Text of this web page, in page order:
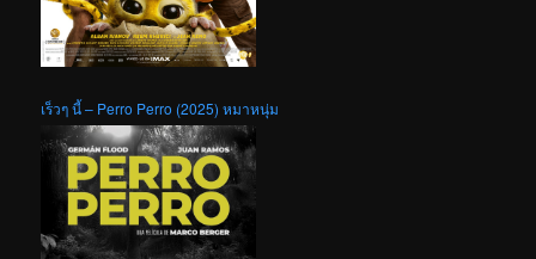
เร็วๆ นี้ – Perro Perro (2025) หมาหนุ่ม